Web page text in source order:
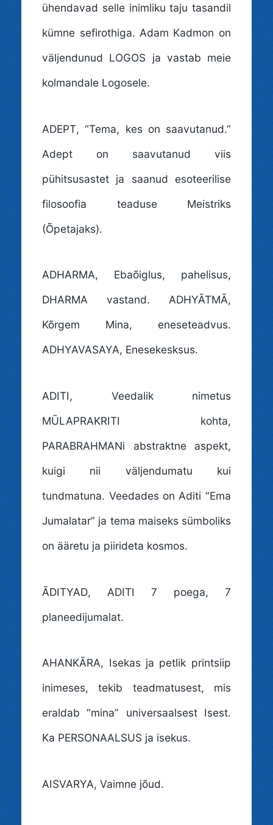
ühendavad selle inimliku taju tasandil
kümne sefirothiga. Adam Kadmon on
väljendunud LOGOS ja vastab meie
kolmandale Logosele.
ADEPT, “Tema, kes on saavutanud.”
Adept on saavutanud viis
pühitsusastet ja saanud esoteerilise
filosoofia teaduse Meistriks
(Õpetajaks).
ADHARMA, Ebaõiglus, pahelisus,
DHARMA vastand. ADHYĀTMĀ,
Kõrgem Mina, eneseteadvus.
ADHYAVASAYA, Enesekesksus.
ADITI, Veedalik nimetus
MŪLAPRAKRITI kohta,
PARABRAHMANi abstraktne aspekt,
kuigi nii väljendumatu kui
tundmatuna. Veedades on Aditi “Ema
Jumalatar” ja tema maiseks sümboliks
on ääretu ja piirideta kosmos.
ĀDITYAD, ADITI 7 poega, 7
planeedijumalat.
AHANKĀRA, Isekas ja petlik printsiip
inimeses, tekib teadmatusest, mis
eraldab “mina” universaalsest Isest.
Ka PERSONAALSUS ja isekus.
AISVARYA, Vaimne jõud.